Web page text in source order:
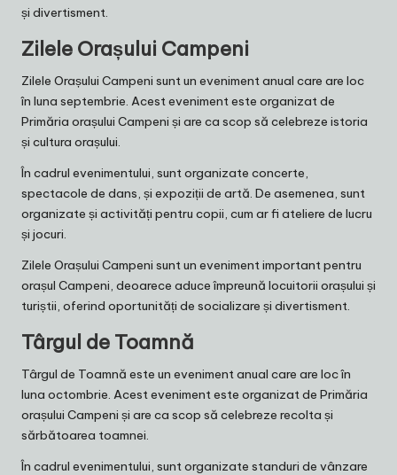
și divertisment.
Zilele Orașului Campeni
Zilele Orașului Campeni sunt un eveniment anual care are loc
în luna septembrie. Acest eveniment este organizat de
Primăria orașului Campeni și are ca scop să celebreze istoria
și cultura orașului.
În cadrul evenimentului, sunt organizate concerte,
spectacole de dans, și expoziții de artă. De asemenea, sunt
organizate și activități pentru copii, cum ar fi ateliere de lucru
și jocuri.
Zilele Orașului Campeni sunt un eveniment important pentru
orașul Campeni, deoarece aduce împreună locuitorii orașului și
turiștii, oferind oportunități de socializare și divertisment.
Târgul de Toamnă
Târgul de Toamnă este un eveniment anual care are loc în
luna octombrie. Acest eveniment este organizat de Primăria
orașului Campeni și are ca scop să celebreze recolta și
sărbătoarea toamnei.
În cadrul evenimentului, sunt organizate standuri de vânzare